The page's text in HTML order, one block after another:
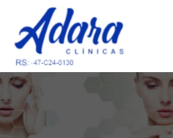
Skip to main content